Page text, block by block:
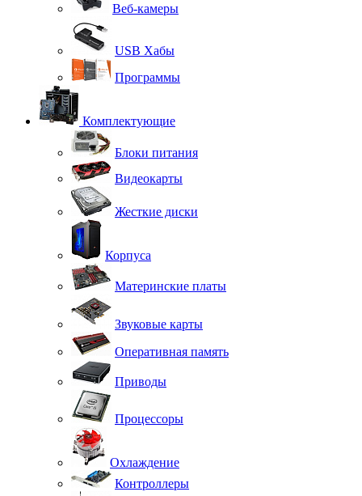
Веб-камеры
USB Хабы
Программы
Комплектующие
Блоки питания
Видеокарты
Жесткие диски
Корпуса
Материнские платы
Звуковые карты
Оперативная память
Приводы
Процессоры
Охлаждение
Контроллеры